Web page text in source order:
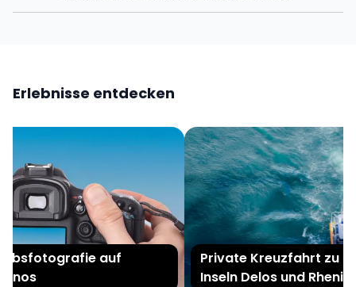
Erlebnisse entdecken
auf
Private Kreuzfahrt zu den
Inseln Delos und Rhenia